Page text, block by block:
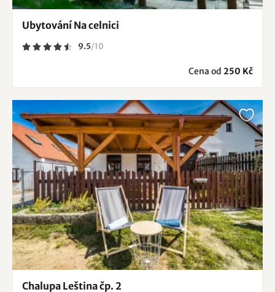
Ubytování Na celnici
9.5/10
Cena od 250 Kč
Chalupa Leština čp. 2